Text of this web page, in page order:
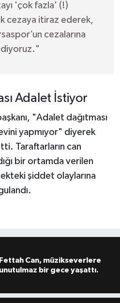
'çok fazla' (!)
cezaya itiraz ederek,
cezalarına
Adalet İstiyor
"Adalet dağıtması
yapmıyor" diyerek
Taraftarların can
bir ortamda verilen
şiddet olaylarına
Fettah Can, müzikseverlere
unutulmaz bir gece yaşattı.